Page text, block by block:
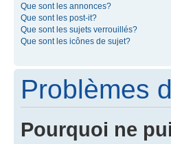
Que sont les annonces?
Que sont les post-it?
Que sont les sujets verrouillés?
Que sont les icônes de sujet?
Problèmes
Pourquoi ne